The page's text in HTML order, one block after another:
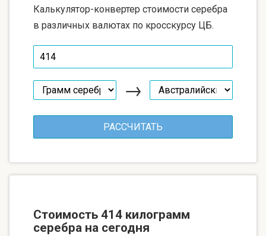
Калькулятор-конвертер стоимости серебра
в различных валютах по кросскурсу ЦБ.
→
Стоимость 414 килограмм
серебра на сегодня